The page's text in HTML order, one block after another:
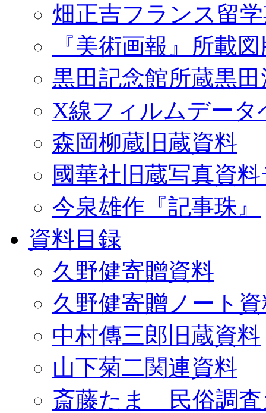
畑正吉フランス留
『美術画報』所載
黒田記念館所蔵黒
X線フィルムデータ
森岡柳蔵旧蔵資料
國華社旧蔵写真資
今泉雄作『記事珠』
資料目録
久野健寄贈資料
久野健寄贈ノート
中村傳三郎旧蔵資料
山下菊二関連資料
斎藤たま 民俗調査